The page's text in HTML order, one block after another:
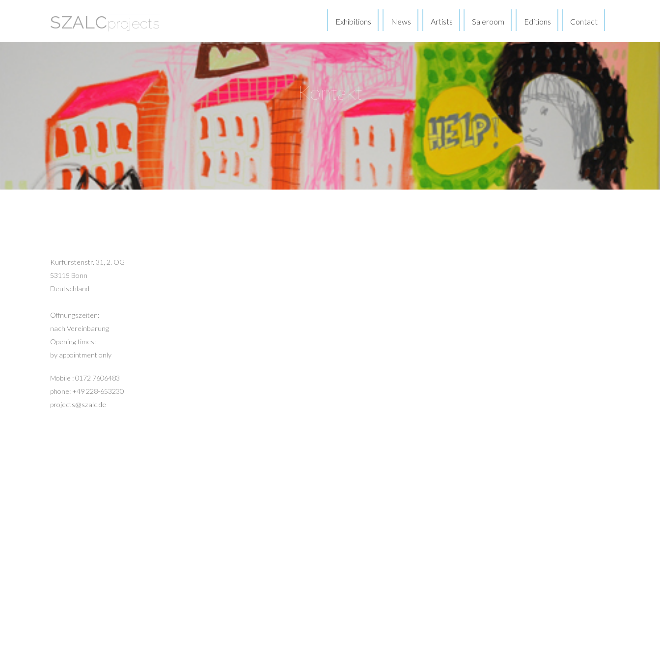
SZALCprojects Exhibitions News Artists Saleroom Editions Contact
Kontakt
Kurfürstenstr. 31, 2. OG
53115 Bonn
Deutschland
Öffnungszeiten:
nach Vereinbarung
Opening times:
by appointment only
Mobile : 0172 7606483
phone: +49 228-653230
projects@szalc.de